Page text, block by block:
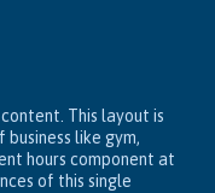
This layout is
like gym,
hours component at
of this single